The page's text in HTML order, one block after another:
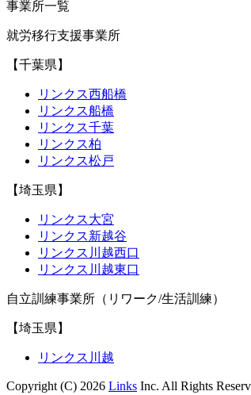
事業所一覧
就労移行支援事業所
【千葉県】
リンクス西船橋
リンクス船橋
リンクス千葉
リンクス柏
リンクス松戸
【埼玉県】
リンクス大宮
リンクス新越谷
リンクス川越西口
リンクス川越東口
自立訓練事業所（リワーク/生活訓練）
【埼玉県】
リンクス川越
Copyright (C) 2026 Links Inc. All Rights